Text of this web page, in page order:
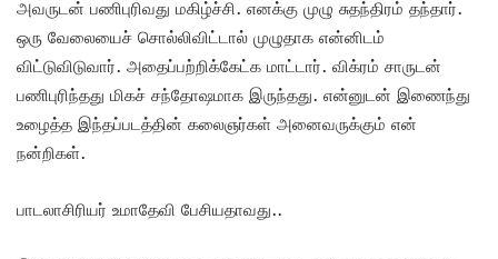
அவருடன் பணிபுரிவது மகிழ்ச்சி. எனக்கு முழு சுதந்திரம் தந்தார்.
ஒரு வேலையைச் சொல்லிவிட்டால் முழுதாக என்னிடம்
விட்டுவிடுவார். அதைப்பற்றிக்கேட்க மாட்டார். விக்ரம் சாருடன்
பணிபுரிந்தது மிகச் சந்தோஷமாக இருந்தது. என்னுடன் இணைந்து
உழைத்த இந்தப்படத்தின் கலைஞர்கள் அனைவருக்கும் என்
நன்றிகள்.
பாடலாசிரியர் உமாதேவி பேசியதாவது..